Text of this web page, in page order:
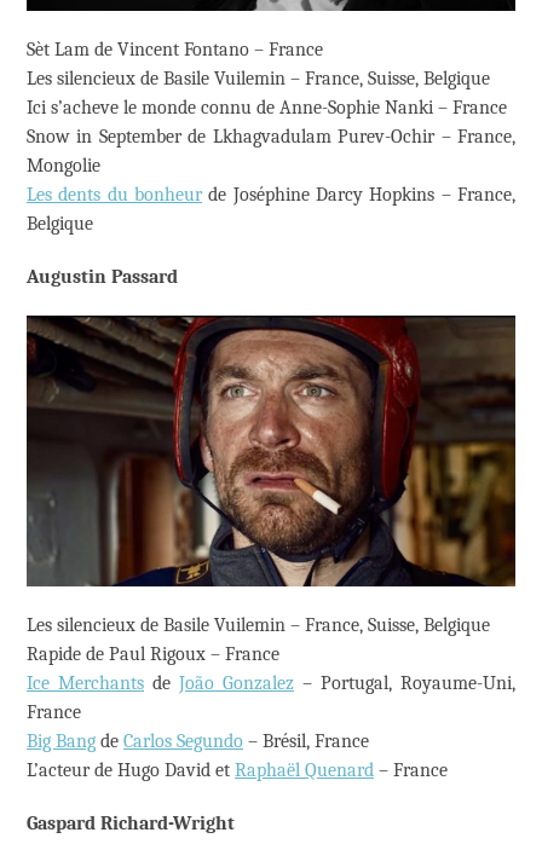
Sèt Lam de Vincent Fontano – France
Les silencieux de Basile Vuilemin – France, Suisse, Belgique
Ici s’acheve le monde connu de Anne-Sophie Nanki – France
Snow in September de Lkhagvadulam Purev-Ochir – France,
Mongolie
Les dents du bonheurde Joséphine Darcy Hopkins – France,
Belgique
Augustin Passard
Les silencieux de Basile Vuilemin – France, Suisse, Belgique
Rapide de Paul Rigoux – France
Ice Merchants de João Gonzalez – Portugal, Royaume-Uni,
France
Big Bang de Carlos Segundo – Brésil, France
L’acteur de Hugo David et Raphaël Quenard – France
Gaspard Richard-Wright